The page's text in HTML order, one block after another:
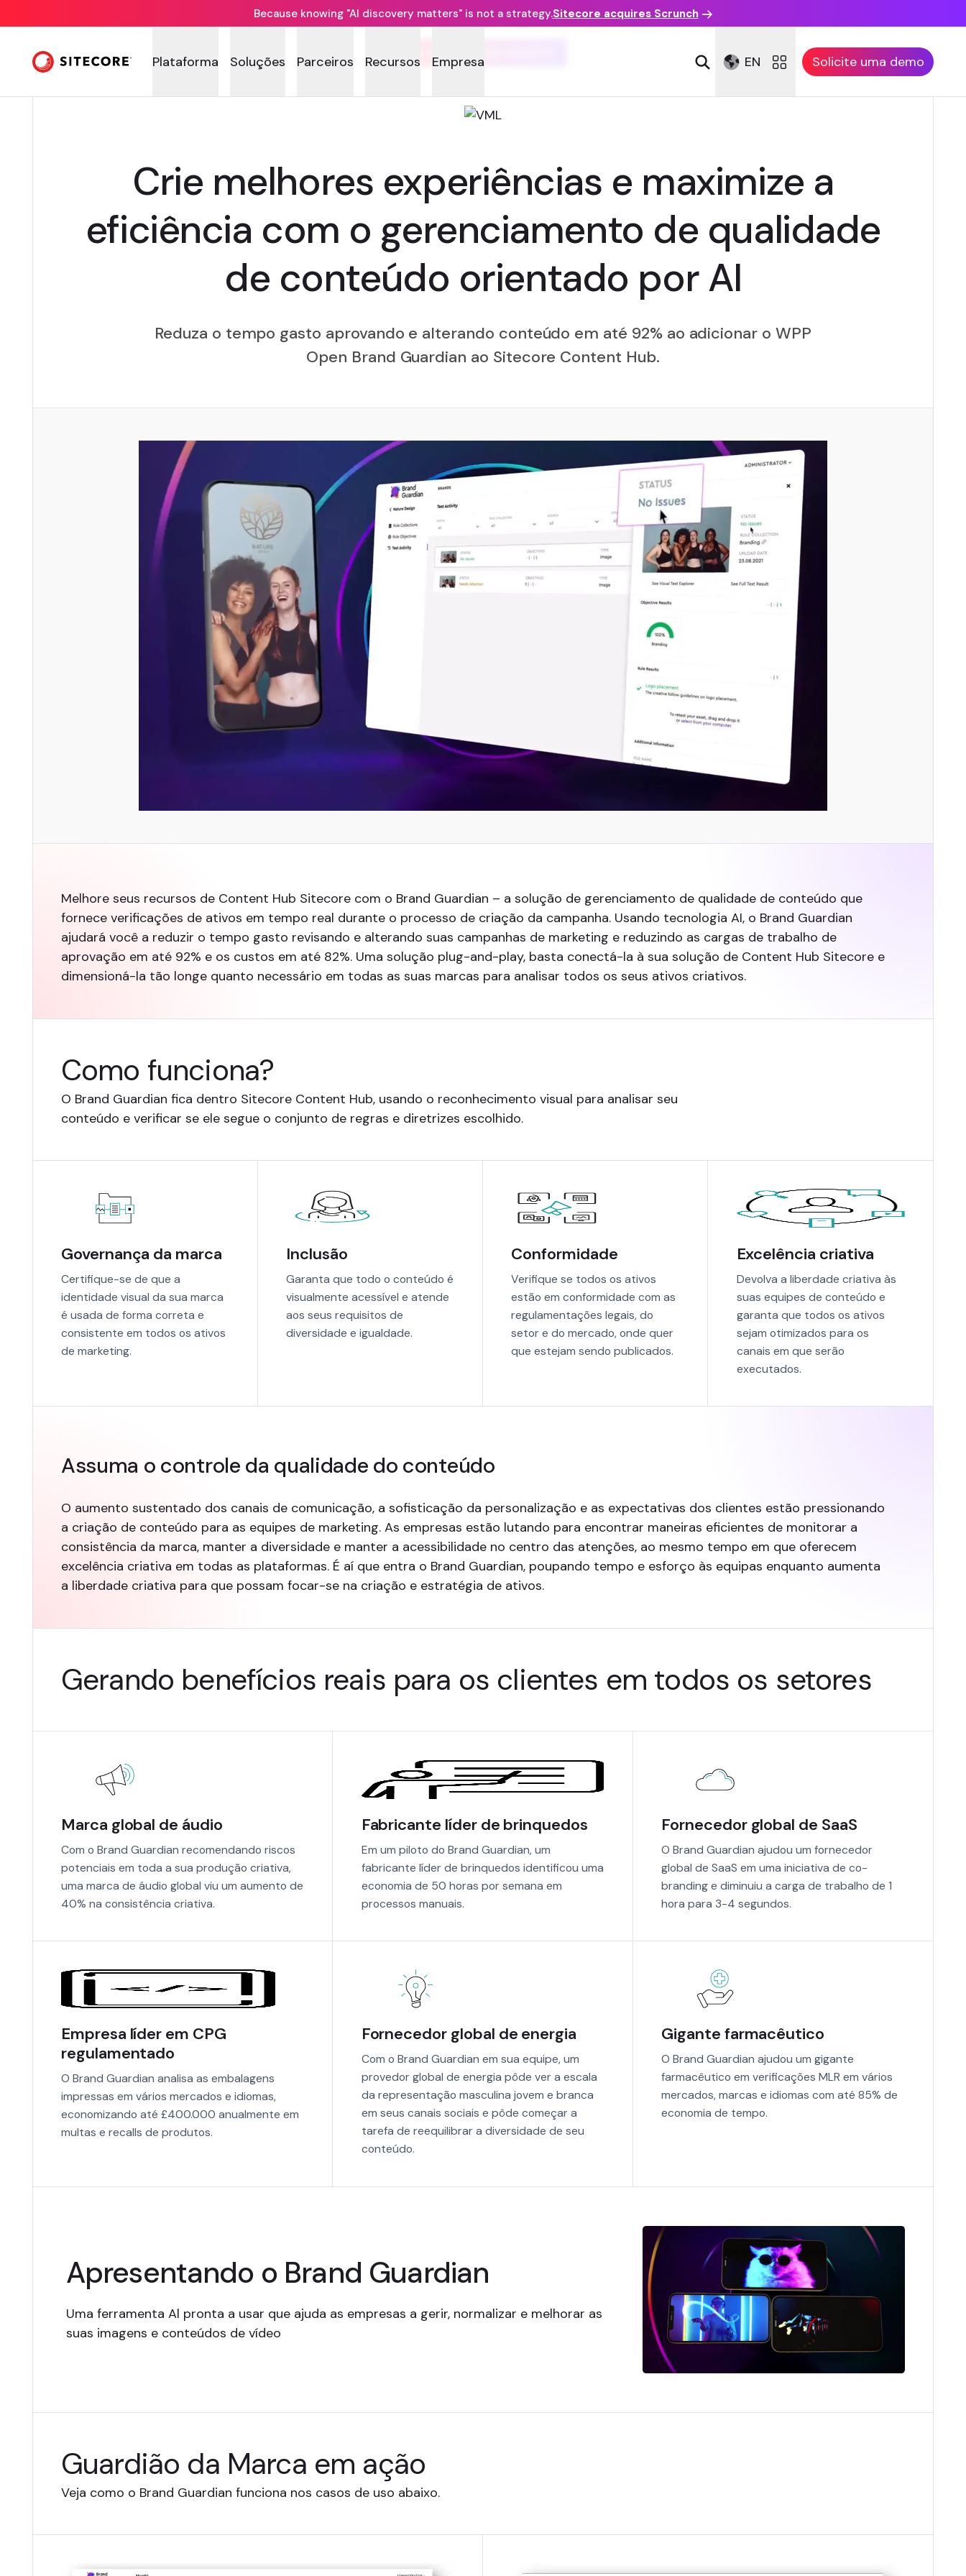
Because knowing "AI discovery matters" is not a strategy.Sitecore acquires Scrunch
Plataforma Soluções Parceiros Recursos Empresa EN Solicite uma demo
Crie melhores experiências e maximize a
eficiência com o gerenciamento de qualidade
de conteúdo orientado por AI
Reduza o tempo gasto aprovando e alterando conteúdo em até 92% ao adicionar o WPP
Open Brand Guardian ao Sitecore Content Hub.
Melhore seus recursos de Content Hub Sitecore com o Brand Guardian – a solução de gerenciamento de qualidade de conteúdo que
fornece verificações de ativos em tempo real durante o processo de criação da campanha. Usando tecnologia AI, o Brand Guardian
ajudará você a reduzir o tempo gasto revisando e alterando suas campanhas de marketing e reduzindo as cargas de trabalho de
aprovação em até 92% e os custos em até 82%. Uma solução plug-and-play, basta conectá-la à sua solução de Content Hub Sitecore e
dimensioná-la tão longe quanto necessário em todas as suas marcas para analisar todos os seus ativos criativos.
Como funciona?
O Brand Guardian fica dentro Sitecore Content Hub, usando o reconhecimento visual para analisar seu
conteúdo e verificar se ele segue o conjunto de regras e diretrizes escolhido.
Governança da marca
Certifique-se de que a
identidade visual da sua marca
é usada de forma correta e
consistente em todos os ativos
de marketing.
Inclusão
Garanta que todo o conteúdo é
visualmente acessível e atende
aos seus requisitos de
diversidade e igualdade.
Conformidade
Verifique se todos os ativos
estão em conformidade com as
regulamentações legais, do
setor e do mercado, onde quer
que estejam sendo publicados.
Excelência criativa
Devolva a liberdade criativa às
suas equipes de conteúdo e
garanta que todos os ativos
sejam otimizados para os
canais em que serão
executados.
Assuma o controle da qualidade do conteúdo
O aumento sustentado dos canais de comunicação, a sofisticação da personalização e as expectativas dos clientes estão pressionando
a criação de conteúdo para as equipes de marketing. As empresas estão lutando para encontrar maneiras eficientes de monitorar a
consistência da marca, manter a diversidade e manter a acessibilidade no centro das atenções, ao mesmo tempo em que oferecem
excelência criativa em todas as plataformas. É aí que entra o Brand Guardian, poupando tempo e esforço às equipas enquanto aumenta
a liberdade criativa para que possam focar-se na criação e estratégia de ativos.
Gerando benefícios reais para os clientes em todos os setores
Marca global de áudio
Com o Brand Guardian recomendando riscos
potenciais em toda a sua produção criativa,
uma marca de áudio global viu um aumento de
40% na consistência criativa.
Fabricante líder de brinquedos
Em um piloto do Brand Guardian, um
fabricante líder de brinquedos identificou uma
economia de 50 horas por semana em
processos manuais.
Fornecedor global de SaaS
O Brand Guardian ajudou um fornecedor
global de SaaS em uma iniciativa de co-
branding e diminuiu a carga de trabalho de 1
hora para 3-4 segundos.
Empresa líder em CPG
regulamentado
O Brand Guardian analisa as embalagens
impressas em vários mercados e idiomas,
economizando até £400.000 anualmente em
multas e recalls de produtos.
Fornecedor global de energia
Com o Brand Guardian em sua equipe, um
provedor global de energia pôde ver a escala
da representação masculina jovem e branca
em seus canais sociais e pôde começar a
tarefa de reequilibrar a diversidade de seu
conteúdo.
Gigante farmacêutico
O Brand Guardian ajudou um gigante
farmacêutico em verificações MLR em vários
mercados, marcas e idiomas com até 85% de
economia de tempo.
Apresentando o Brand Guardian
Uma ferramenta Al pronta a usar que ajuda as empresas a gerir, normalizar e melhorar as
suas imagens e conteúdos de vídeo
Guardião da Marca em ação
Veja como o Brand Guardian funciona nos casos de uso abaixo.